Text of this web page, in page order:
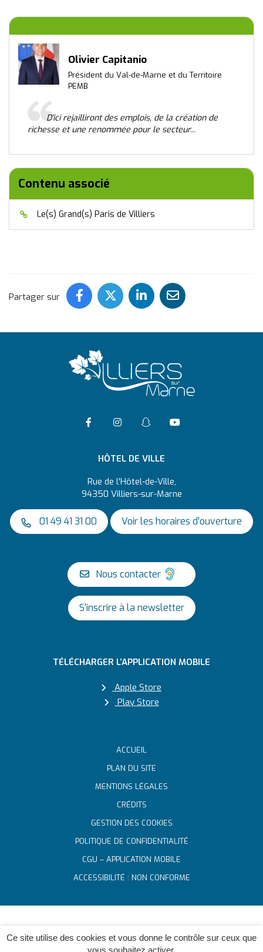
Ce site utilise des cookies et vous donne le contrôle sur ceux que
vous souhaitez activer.
Olivier Capitanio
Président du Val-de-Marne et du Territoire
PEMB
D'ici rejailliront des emplois, de la création de
richesse et une renommée pour le secteur...
Contenu associé
Le(s) Grand(s) Paris de Villiers
Partager sur Partager ce contenu sur
Partager ce contenu sur
Partager ce
Partager ce
Accéder à la page Facebook
Suivre l'actualité de
Suivre l'actualité
Accéder à la
HÔTEL DE VILLE
Rue de l'Hôtel-de-Ville,
94350 Villiers-sur-Marne
01 49 41 31 00 Voir les horaires d’ouverture
Nous contacter
S'inscrire à la newsletter
TÉLÉCHARGER L’APPLICATION MOBILE
Apple Store
Play Store
ACCUEIL
PLAN DU SITE
MENTIONS LÉGALES
CRÉDITS
GESTION DES COOKIES
POLITIQUE DE CONFIDENTIALITÉ
CGU – APPLICATION MOBILE
ACCESSIBILITÉ : NON CONFORME